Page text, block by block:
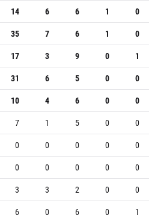
14 6 6 1
0
35 7 6 1
0
17 3 9 0
1
31 6 5 0
0
10 4 6 0
0
7 1 5 0
0
0 0 0 0
0
0 0 0 0
0
3 3 2 0
0
6 0 6 0
1